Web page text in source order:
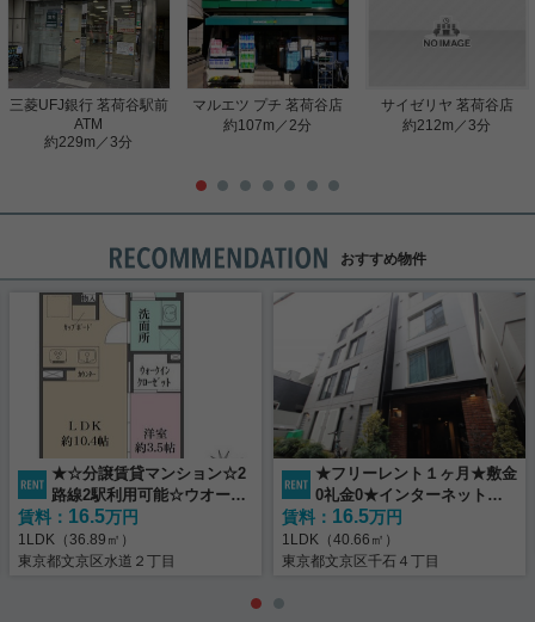
三菱UFJ銀行 茗荷谷駅前
ATM
約229m／3分
マルエツ プチ 茗荷谷店
約107m／2分
サイゼリヤ 茗荷谷店
約212m／3分
おすすめ物件
★☆分譲賃貸マンション☆2
路線2駅利用可能☆ウオーク
インクローゼットあり☆★
賃料： 16.5万円
1LDK（36.89㎡）
東京都文京区水道２丁目
★フリーレント１ヶ月★敷金
0礼金0★インターネット使
用料無料★
賃料： 16.5万円
1LDK（40.66㎡）
東京都文京区千石４丁目